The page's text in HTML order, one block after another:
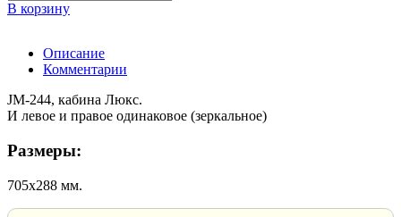
В корзину
Описание
Комментарии
JM-244, кабина Люкс.
И левое и правое одинаковое (зеркальное)
Размеры:
705х288 мм.